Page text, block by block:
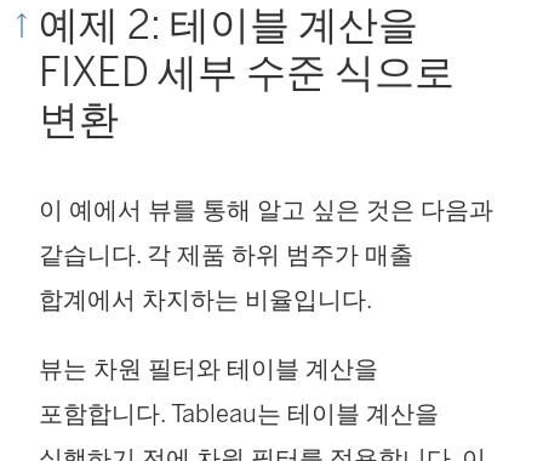
예제 2: 테이블 계산을
FIXED 세부 수준 식으로
변환
이 예에서 뷰를 통해 알고 싶은 것은 다음과
같습니다. 각 제품 하위 범주가 매출
합계에서 차지하는 비율입니다.
뷰는 차원 필터와 테이블 계산을
포함합니다. Tableau는 테이블 계산을